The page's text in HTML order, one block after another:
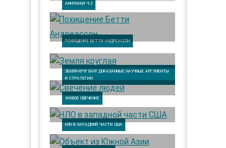
АННУНАКИ Ч.2
ПОХИЩЕНИЕ БЕТТИ АНДРЕАССОН
ЗЕМЛЯ КРУГЛАЯ? ДОКАЗАННЫЕ НАУЧНЫЕ АРГУМЕНТЫ
И СТРАТЕГИИ
ЖИВОЕ СВЕЧЕНИЕ
НЛО В ЗАПАДНОЙ ЧАСТИ США